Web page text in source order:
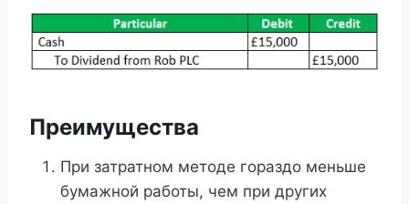
Преимущества
При затратном методе гораздо меньше
бумажной работы, чем при других